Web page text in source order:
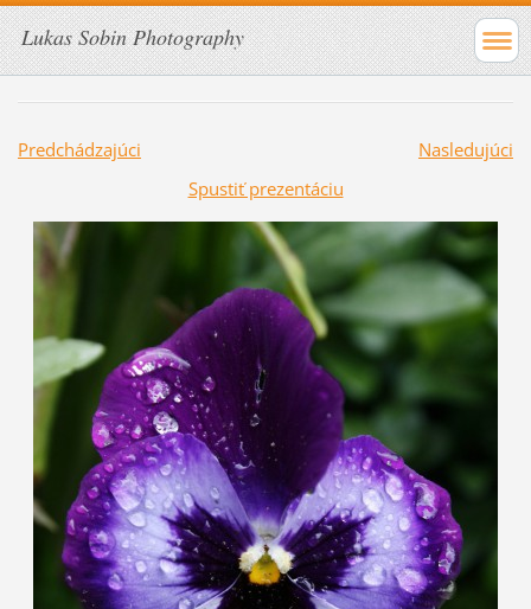
Lukas Sobin Photography
Predchádzajúci
Nasledujúci
Spustiť prezentáciu